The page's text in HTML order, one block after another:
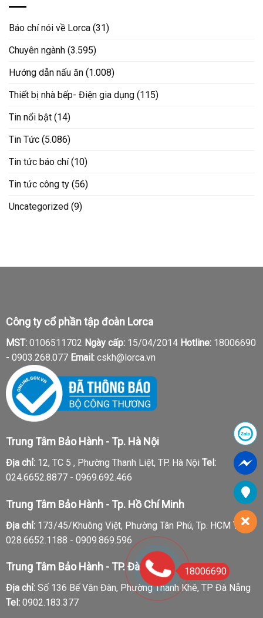
Báo chí nói về Lorca (31)
Chuyên ngành (3.595)
Hướng dẫn nấu ăn (1.008)
Thiết bị nhà bếp- Điện gia dụng (115)
Tin nổi bật (14)
Tin Tức (5.086)
Tin tức báo chí(10)
Tin tức công ty (56)
Uncategorized (9)
Công ty cổ phần tập đoàn Lorca
MST:0106511702 Ngày cấp:15/04/2014 Hotline:18006690
- 0903.268.077 Email:cskh@lorca.vn
Trung Tâm Bảo Hành - Tp. Hà Nội
Địa chỉ:12, TC 5 , Phường Thanh Liệt, TP. Hà Nội Tel:
024.6652.8877 - 0969.692.466
Trung Tâm Bảo Hành - Tp. Hồ Chí Minh
Địa chỉ:173/45/Khuông Việt, Phường Tân Phú, Tp. HCM Tel:
028.6652.1188 - 0909.869.596
Trung Tâm Bảo Hành - TP. Đà Nẵng
Địa chỉ:Số 136 Bế Văn Đàn, Phường Thanh Khê, TP Đà Nẵng
Tel:0902.183.377
18006690